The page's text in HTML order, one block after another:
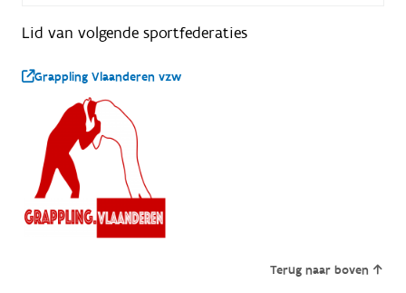
Lid van volgende sportfederaties
Grappling Vlaanderen vzw
Terug naar boven